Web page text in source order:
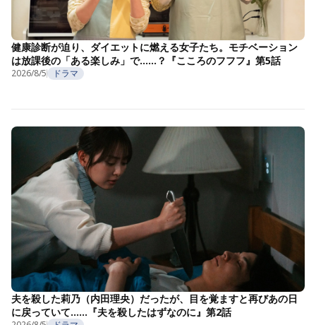
健康診断が迫り、ダイエットに燃える女子たち。モチベーション
は放課後の「ある楽しみ」で……？『こころのフフフ』第5話
2026/8/5 ドラマ
夫を殺した莉乃（内田理央）だったが、目を覚ますと再びあの日
に戻っていて……『夫を殺したはずなのに』第2話